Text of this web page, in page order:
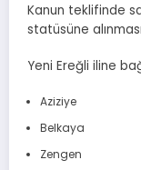
Kanun teklifinde
statüsüne
Yeni Ereğli iline
Aziziye
Belkaya
Zengen